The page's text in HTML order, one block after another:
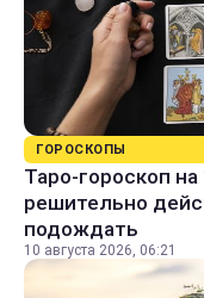
ГОРОСКОПЫ
Таро-гороскоп
решительно
подождать
10 августа 2026, 06:21